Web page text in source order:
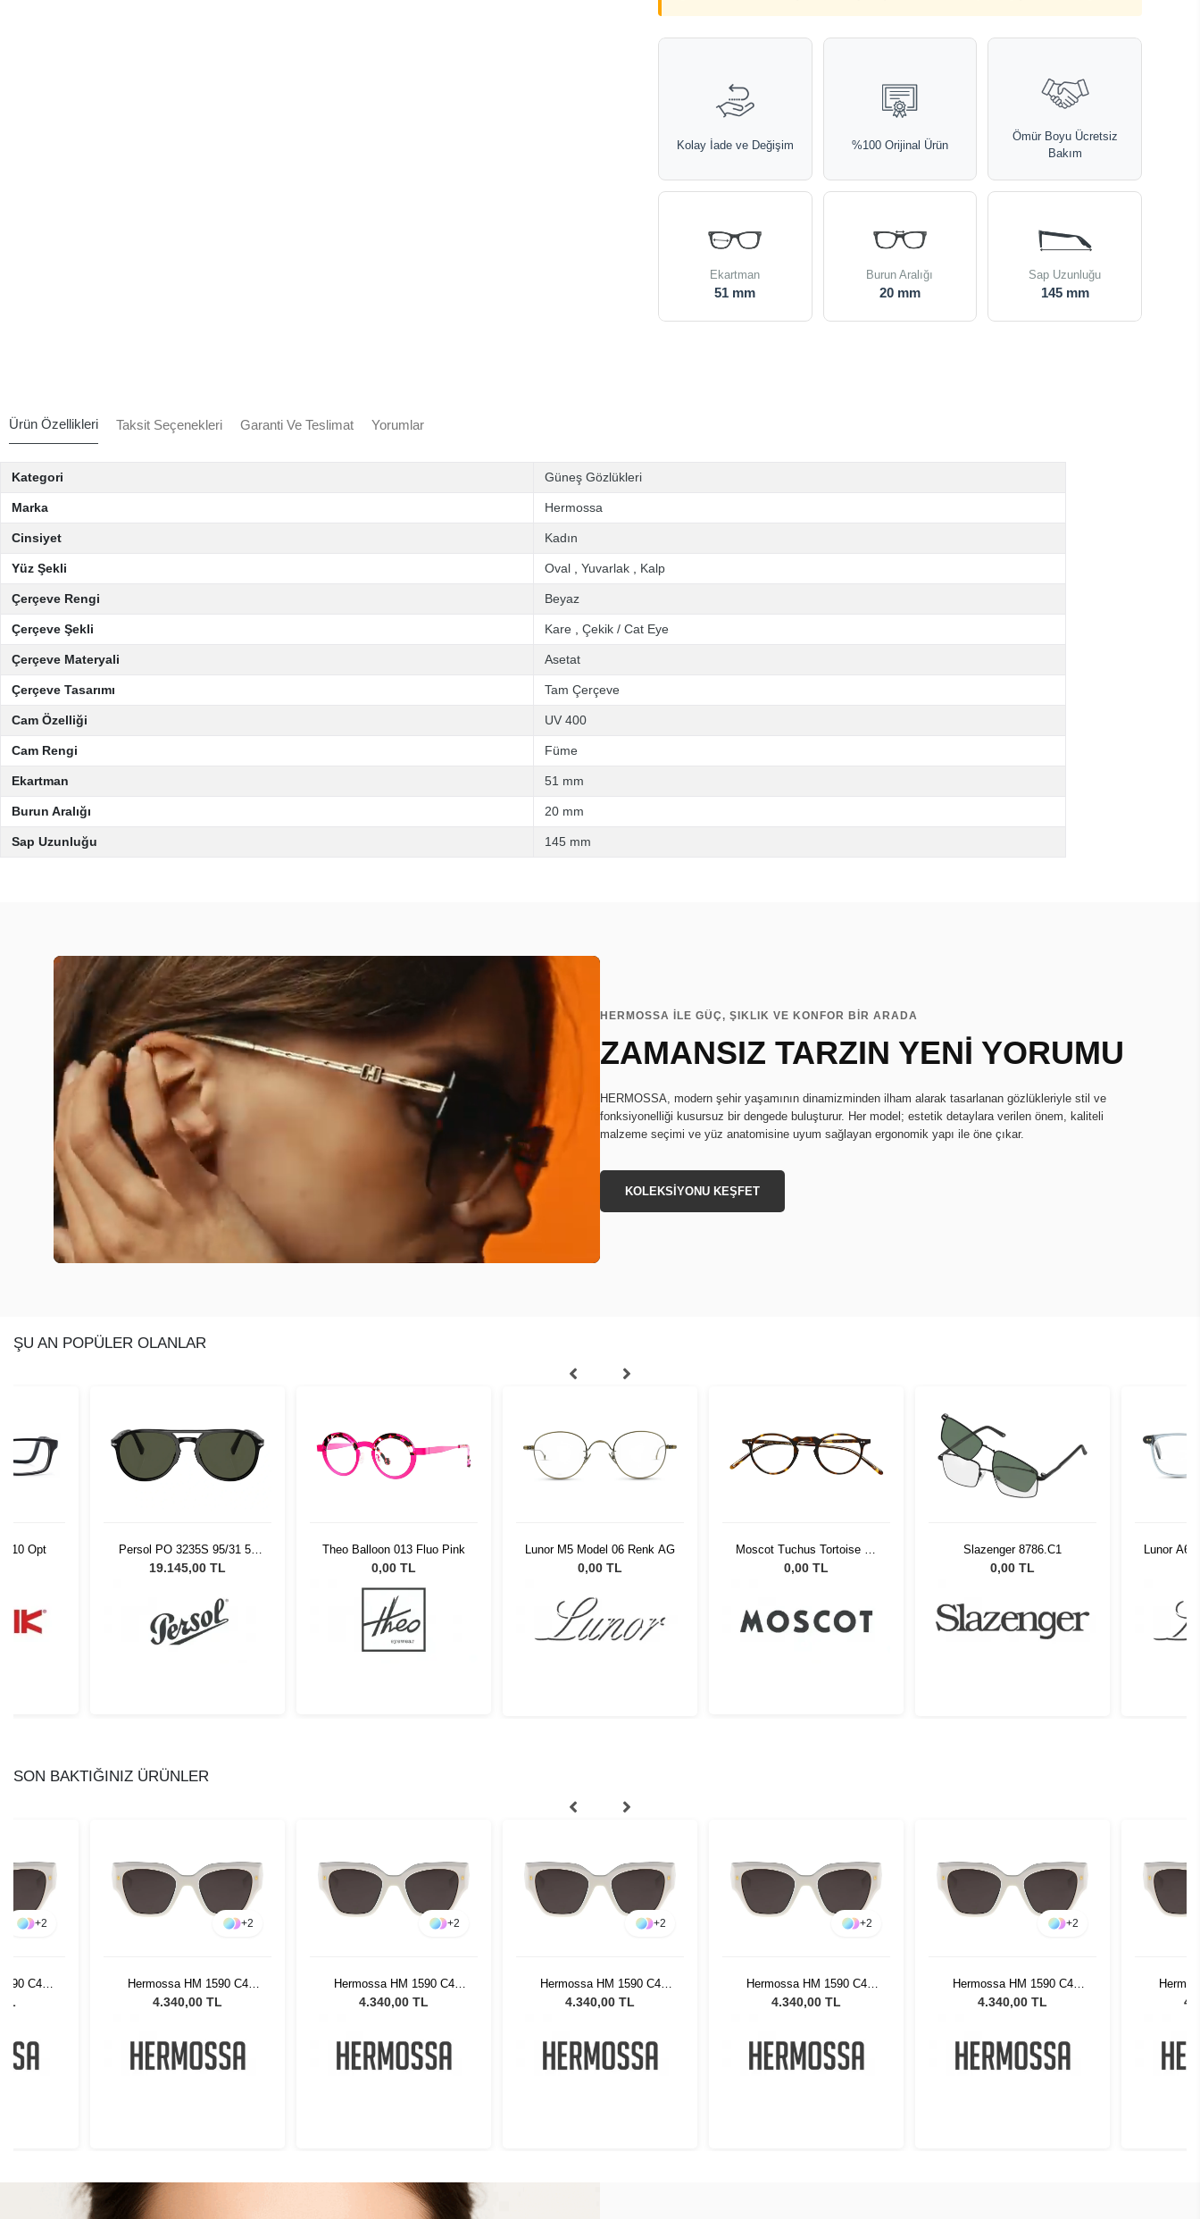
Kolay İade ve Değişim %100 Orijinal Ürün
Ömür Boyu Ücretsiz
Bakım
Ekartman
51 mm
Burun Aralığı
20 mm
Sap Uzunluğu
145 mm
Ürün Özellikleri Taksit Seçenekleri Garanti Ve Teslimat Yorumlar
Kategori Güneş Gözlükleri
Marka Hermossa
Cinsiyet Kadın
Yüz Şekli Oval Yuvarlak Kalp
Çerçeve Rengi Beyaz
Çerçeve Şekli Kare Çekik / Cat Eye
Çerçeve Materyali Asetat
Çerçeve Tasarımı Tam Çerçeve
Cam Özelliği UV 400
Cam Rengi Füme
Ekartman 51 mm
Burun Aralığı 20 mm
Sap Uzunluğu 145 mm
HERMOSSA İLE GÜÇ, ŞIKLIK VE KONFOR BİR ARADA
ZAMANSIZ TARZIN YENİ YORUMU
HERMOSSA, modern şehir yaşamının dinamizminden ilham alarak tasarlanan gözlükleriyle stil ve
fonksiyonelliği kusursuz bir dengede buluşturur. Her model; estetik detaylara verilen önem, kaliteli
malzeme seçimi ve yüz anatomisine uyum sağlayan ergonomik yapı ile öne çıkar.
KOLEKSİYONU KEŞFET
ŞU AN POPÜLER OLANLAR
Opt
Persol PO 3235S 95/31 55
Unisex Güneş Gözlüğü
19.145,00 TL
Theo Balloon 013 Fluo Pink
0,00 TL
Lunor M5 Model 06 Renk AG
0,00 TL
Moscot Tuchus Tortoise 42
TUC200242AM01
0,00 TL
Slazenger 8786.C1
0,00 TL
Lunor A6
SON BAKTIĞINIZ ÜRÜNLER
+2
C4
+2
Hermossa HM 1590 C4
Kadın Güneş Gözlüğü
4.340,00 TL
+2
Hermossa HM 1590 C4
Kadın Güneş Gözlüğü
4.340,00 TL
+2
Hermossa HM 1590 C4
Kadın Güneş Gözlüğü
4.340,00 TL
+2
Hermossa HM 1590 C4
Kadın Güneş Gözlüğü
4.340,00 TL
+2
Hermossa HM 1590 C4
Kadın Güneş Gözlüğü
4.340,00 TL